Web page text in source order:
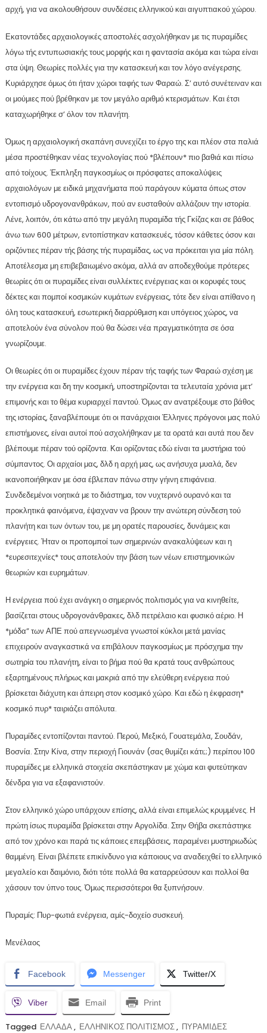
αρχή, για να ακολουθήσουν συνδέσεις ελληνικού και αιγυπτιακού χώρου.
Εκατοντάδες αρχαιολογικές αποστολές ασχολήθηκαν με τις πυραμίδες
λόγω τής εντυπωσιακής τους μορφής και η φαντασία ακόμα και τώρα είναι
στα ύψη. Θεωρίες πολλές για την κατασκευή και τον λόγο ανέγερσης.
Κυριάρχησε όμως ότι ήταν χώροι ταφής των Φαραώ. Σ’ αυτό συνέτειναν και
οι μούμιες πού βρέθηκαν με τον μεγάλο αριθμό κτερισμάτων. Και έτσι
καταχωρήθηκε σ’ όλον τον πλανήτη.
Όμως η αρχαιολογική σκαπάνη συνεχίζει το έργο της και πλέον στα παλιά
μέσα προστέθηκαν νέας τεχνολογίας πού *βλέπουν* πιο βαθιά και πίσω
από τοίχους. Έκπληξη παγκοσμίως οι πρόσφατες αποκαλύψεις
αρχαιολόγων με ειδικά μηχανήματα πού παράγουν κύματα όπως στον
εντοπισμό υδρογονανθράκων, πού αν ευσταθούν αλλάζουν την ιστορία.
Λένε, λοιπόν, ότι κάτω από την μεγάλη πυραμίδα τής Γκίζας και σε βάθος
άνω των 600 μέτρων, εντοπίστηκαν κατασκευές, τόσον κάθετες όσον και
οριζόντιες πέραν τής βάσης τής πυραμίδας, ως να πρόκειται για μία πόλη.
Αποτέλεσμα μη επιβεβαιωμένο ακόμα, αλλά αν αποδεχθούμε πρότερες
θεωρίες ότι οι πυραμίδες είναι συλλέκτες ενέργειας και οι κορυφές τους
δέκτες και πομποί κοσμικών κυμάτων ενέργειας, τότε δεν είναι απίθανο η
όλη τους κατασκευή, εσωτερική διαρρύθμιση και υπόγειος χώρος, να
αποτελούν ένα σύνολον πού θα δώσει νέα πραγματικότητα σε όσα
γνωρίζουμε.
Οι θεωρίες ότι οι πυραμίδες έχουν πέραν τής ταφής των Φαραώ σχέση με
την ενέργεια και δη την κοσμική, υποστηρίζονται τα τελευταία χρόνια μετ’
επιμονής και το θέμα κυριαρχεί παντού. Όμως αν ανατρέξουμε στο βάθος
της ιστορίας, ξαναβλέπουμε ότι οι πανάρχαιοι Έλληνες πρόγονοι μας πολύ
επιστήμονες, είναι αυτοί πού ασχολήθηκαν με τα ορατά και αυτά που δεν
βλέπουμε πέραν τού ορίζοντα. Και ορίζοντας εδώ είναι τα μυστήρια τού
σύμπαντος. Οι αρχαίοι μας, δλδ η αρχή μας, ως ανήσυχα μυαλά, δεν
ικανοποιήθηκαν με όσα έβλεπαν πάνω στην γήινη επιφάνεια.
Συνδεδεμένοι νοητικά με το διάστημα, τον νυχτερινό ουρανό και τα
προκλητικά φαινόμενα, έψαχναν να βρουν την ανώτερη σύνδεση τού
πλανήτη και των όντων του, με μη ορατές παρουσίες, δυνάμεις και
ενέργειες. Ήταν οι προπομποί των σημερινών ανακαλύψεων και η
*ευρεσιτεχνίες* τους αποτελούν την βάση των νέων επιστημονικών
θεωριών και ευρημάτων.
Η ενέργεια πού έχει ανάγκη ο σημερινός πολιτισμός για να κινηθείτε,
βασίζεται στους υδρογονάνθρακες, δλδ πετρέλαιο και φυσικό αέριο. Η
*μόδα” των ΑΠΕ πού απεγνωσμένα γνωστοί κύκλοι μετά μανίας
επιχειρούν αναγκαστικά να επιβάλουν παγκοσμίως με πρόσχημα την
σωτηρία του πλανήτη, είναι το βήμα πού θα κρατά τους ανθρώπους
εξαρτημένους πλήρως και μακριά από την ελεύθερη ενέργεια πού
βρίσκεται διάχυτη και άπειρη στον κοσμικό χώρο. Και εδώ η έκφραση*
κοσμικό πυρ* ταιριάζει απόλυτα.
Πυραμίδες εντοπίζονται παντού. Περού, Μεξικό, Γουατεμάλα, Σουδάν,
Βοσνία. Στην Κίνα, στην περιοχή Γιουνάν (σας θυμίζει κάτι;;) περίπου 100
πυραμίδες με ελληνικά στοιχεία σκεπάστηκαν με χώμα και φυτεύτηκαν
δένδρα για να εξαφανιστούν.
Στον ελληνικό χώρο υπάρχουν επίσης, αλλά είναι επιμελώς κρυμμένες. Η
πρώτη ίσως πυραμίδα βρίσκεται στην Αργολίδα. Στην Θήβα σκεπάστηκε
από τον χρόνο και παρά τις κάποιες επεμβάσεις, παραμένει μυστηριωδώς
θαμμένη. Είναι βλέπετε επικίνδυνο για κάποιους να αναδειχθεί το ελληνικό
μεγαλείο και δαιμόνιο, διότι τότε πολλά θα καταρρεύσουν και πολλοί θα
χάσουν τον ύπνο τους. Όμως περισσότεροι θα ξυπνήσουν.
Πυραμίς: Πυρ-φωτιά ενέργεια, αμίς-δοχείο συσκευή.
Μενέλαος
Facebook Messenger Twitter/X
Viber Email Print
Tagged ΕΛΛΑΔΑ, ΕΛΛΗΝΙΚΟΣ ΠΟΛΙΤΙΣΜΟΣ, ΠΥΡΑΜΙΔΕΣ